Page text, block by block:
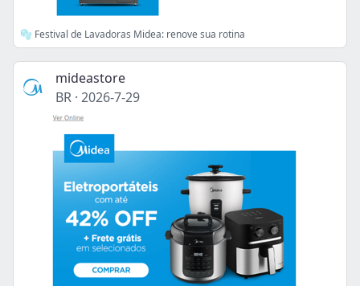
🫧 Festival de Lavadoras Midea: renove sua rotina
mideastore
BR · 2026-7-29